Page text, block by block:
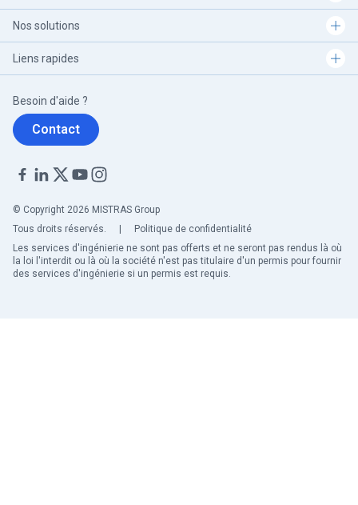
Nos solutions
Liens rapides
Besoin d'aide ?
Contact
© Copyright 2026 MISTRAS Group
Tous droits réservés.
Politique de confidentialité
Les services d'ingénierie ne sont pas offerts et ne seront pas rendus là où
la loi l'interdit ou là où la société n'est pas titulaire d'un permis pour fournir
des services d'ingénierie si un permis est requis.